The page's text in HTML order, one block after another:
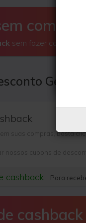
comprar
sem fazer compras
em suas compras, basta
nossos cupons de
cashback Para
cashback